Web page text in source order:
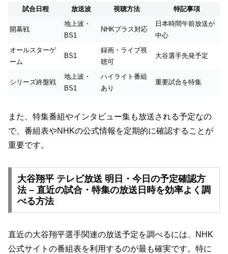
試合日程 放送波 視聴方法 特記事項
開幕戦
地上波・
BS1
NHKプラス対応
日本時間午前放送が
中心
オールスターゲ
ーム
BS1
録画・ライブ視
聴可
大谷選手先発予定
シリーズ終盤戦
地上波・
BS1
ハイライト番組
あり
重要試合を特集
また、特集番組やインタビュー集も放送される予定なの
で、番組表やNHKの公式情報を定期的に確認することが
重要です。
大谷翔平 テレビ放送 明日・今日の予定確認方
法 – 直近の試合・特集の放送日時を効率よく調
べる方法
直近の大谷翔平選手関連の放送予定を調べるには、NHK
公式サイトの番組表を利用するのが最も確実です。特に